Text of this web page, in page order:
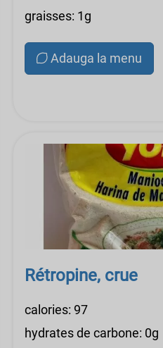
graisses: 1g
Adauga la menu
Rétropine, crue
calories: 97
hydrates de carbone: 0g